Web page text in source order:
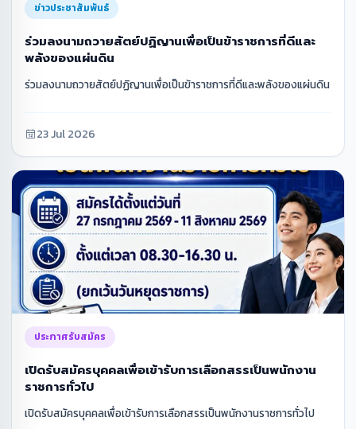
ข่าวประชาสัมพันธ์
ร่วมลงนามถวายสัตย์ปฏิญานเพื่อเป็นข้าราชการที่ดีและ
พลังของแผ่นดิน
ร่วมลงนามถวายสัตย์ปฏิญานเพื่อเป็นข้าราชการที่ดีและพลังของแผ่นดิน
23 Jul 2026
ประกาศรับสมัคร
เปิดรับสมัครบุคคลเพื่อเข้ารับการเลือกสรรเป็นพนักงาน
ราชการทั่วไป
เปิดรับสมัครบุคคลเพื่อเข้ารับการเลือกสรรเป็นพนักงานราชการทั่วไป